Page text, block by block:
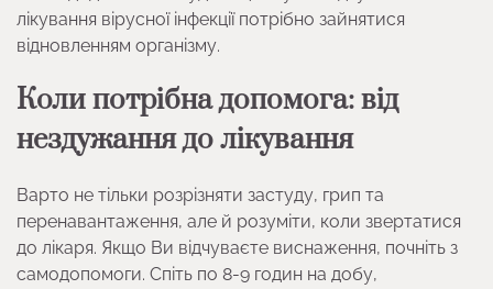
лікування вірусної інфекції потрібно зайнятися
відновленням організму.
Коли потрібна допомога: від
нездужання до лікування
Варто не тільки розрізняти застуду, грип та
перенавантаження, але й розуміти, коли звертатися
до лікаря. Якщо Ви відчуваєте виснаження, почніть з
самодопомоги. Спіть по 8-9 годин на добу,